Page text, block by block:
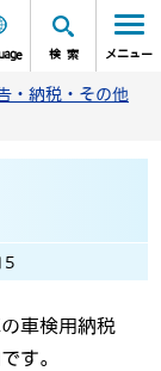
検索 メニュー
・納税・その他
車検用納税
す。